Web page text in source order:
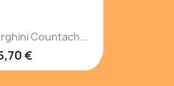
Countach...
€